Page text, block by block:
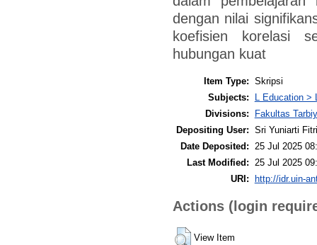
dengan nilai
koefisien korelasi
hubungan kuat
Item Type: Skripsi
Subjects:
L Education >
Divisions:
Fakultas
Depositing User: Sri Yuniarti
Date Deposited:
25 Jul 2025
Last Modified:
25 Jul 2025
URI: http://idr.uin-
Actions (login
View Item